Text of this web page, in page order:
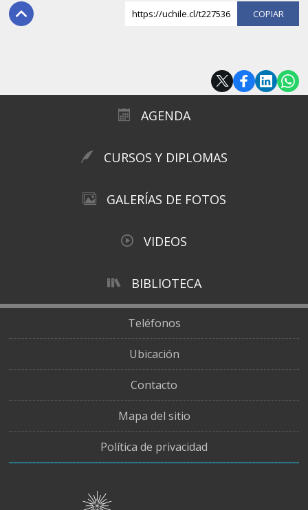
https://uchile.cl/t227536
AGENDA
CURSOS Y DIPLOMAS
GALERÍAS DE FOTOS
VIDEOS
BIBLIOTECA
Teléfonos
Ubicación
Contacto
Mapa del sitio
Política de privacidad